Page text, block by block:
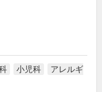
小児科
アレルギ